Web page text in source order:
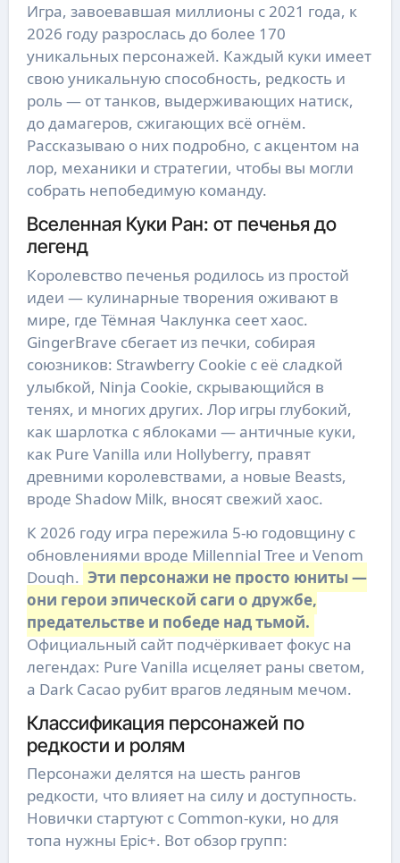
Игра, завоевавшая миллионы с 2021 года, к
2026 году разрослась до более 170
уникальных персонажей. Каждый куки имеет
свою уникальную способность, редкость и
роль — от танков, выдерживающих натиск,
до дамагеров, сжигающих всё огнём.
Рассказываю о них подробно, с акцентом на
лор, механики и стратегии, чтобы вы могли
собрать непобедимую команду.
Вселенная Куки Ран: от печенья до
легенд
Королевство печенья родилось из простой
идеи — кулинарные творения оживают в
мире, где Тёмная Чаклунка сеет хаос.
GingerBrave сбегает из печки, собирая
союзников: Strawberry Cookie с её сладкой
улыбкой, Ninja Cookie, скрывающийся в
тенях, и многих других. Лор игры глубокий,
как шарлотка с яблоками — античные куки,
как Pure Vanilla или Hollyberry, правят
древними королевствами, а новые Beasts,
вроде Shadow Milk, вносят свежий хаос.
К 2026 году игра пережила 5-ю годовщину с
обновлениями вроде Millennial Tree и Venom
Dough. Эти персонажи не просто юниты —
они герои эпической саги о дружбе,
предательстве и победе над тьмой.
Официальный сайт подчёркивает фокус на
легендах: Pure Vanilla исцеляет раны светом,
а Dark Cacao рубит врагов ледяным мечом.
Классификация персонажей по
редкости и ролям
Персонажи делятся на шесть рангов
редкости, что влияет на силу и доступность.
Новички стартуют с Common-куки, но для
топа нужны Epic+. Вот обзор групп: